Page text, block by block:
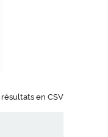
en CSV